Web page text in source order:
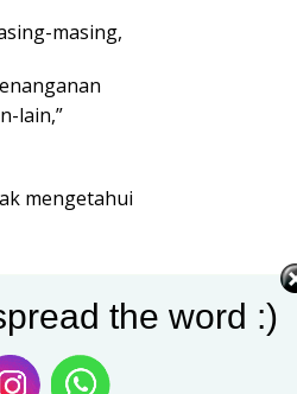
masing,
lain,”
mengetahui
the word :)